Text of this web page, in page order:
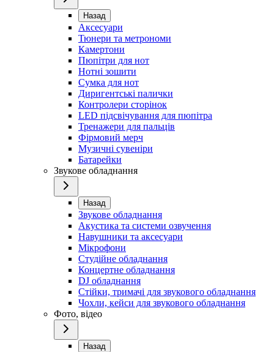
Назад
Аксесуари
Тюнери та метрономи
Камертони
Пюпітри для нот
Нотні зошити
Сумка для нот
Диригентські палички
Контролери сторінок
LED підсвічування для пюпітра
Тренажери для пальців
Фірмовий мерч
Музичні сувеніри
Батарейки
Звукове обладнання
Назад
Звукове обладнання
Акустика та системи озвучення
Навушники та аксесуари
Мікрофони
Студійне обладнання
Концертне обладнання
DJ обладнання
Стійки, тримачі для звукового обладнання
Чохли, кейси для звукового обладнання
Фото, відео
Назад